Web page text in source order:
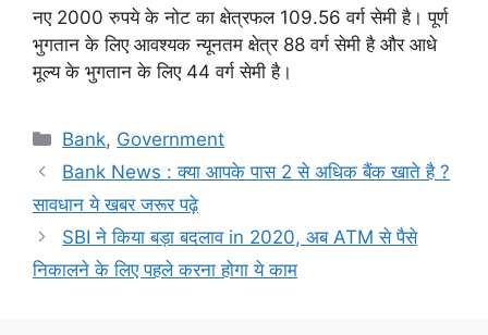
नए 2000 रुपये के नोट का क्षेत्रफल 109.56 वर्ग सेमी है। पूर्ण
भुगतान के लिए आवश्यक न्यूनतम क्षेत्र 88 वर्ग सेमी है और आधे
मूल्य के भुगतान के लिए 44 वर्ग सेमी है।
Categories
Bank, Government
Bank News : क्या आपके पास 2 से अधिक बैंक खाते है ?
सावधान ये खबर जरूर पढ़े
SBI ने किया बड़ा बदलाव in 2020, अब ATM से पैसे
निकालने के लिए पहले करना होगा ये काम